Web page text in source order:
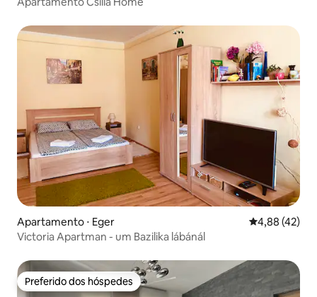
Apartamento ⋅ Eger 4,88 de uma
4,88 (42)
Victoria Apartman - um Bazilika lábánál
Preferido dos hóspedes
Preferido dos hóspedes